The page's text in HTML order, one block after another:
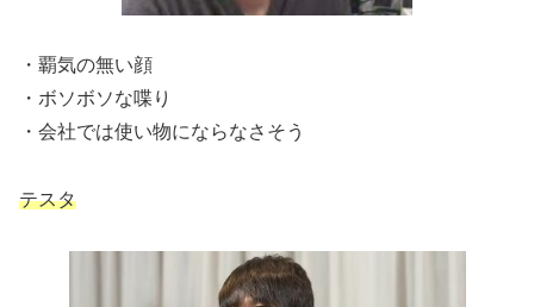
・覇気の無い顔
・ボソボソな喋り
・会社では使い物にならなさそう
テスタ